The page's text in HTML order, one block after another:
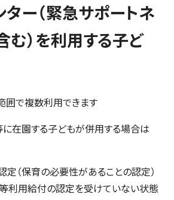
ター（緊急サポートネ
む）を利用する子ど
で複数利用できます
在園する子どもが併用する場合は
（保育の必要性があることの認定）
利用給付の認定を受けていない状態